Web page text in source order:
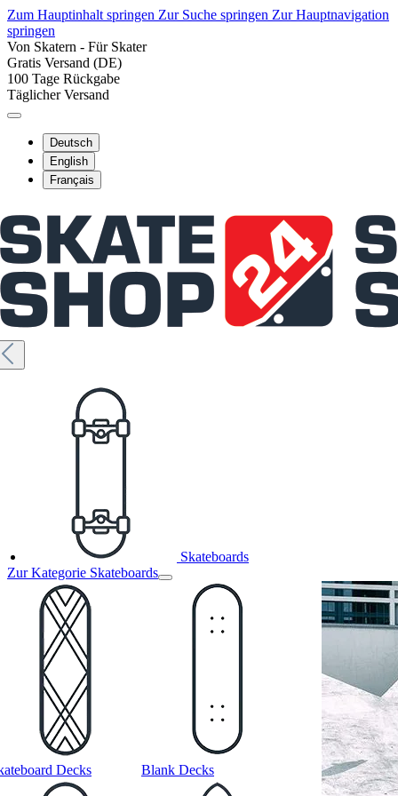
Zum Hauptinhalt springen Zur Suche springen Zur Hauptnavigation
springen
Von Skatern - Für Skater
Gratis Versand (DE)
100 Tage Rückgabe
Täglicher Versand
Deutsch
English
Français
Skateboards
Zur Kategorie Skateboards
Decks Blank Decks